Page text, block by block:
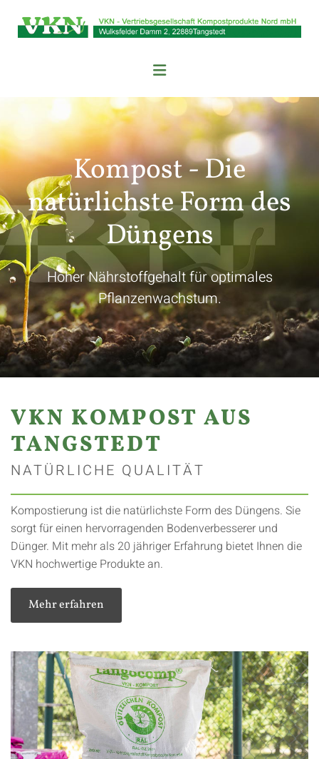
Kompost - Die
natürlichste Form des
Düngens
Hoher Nährstoffgehalt für optimales
Pflanzenwachstum.
VKN KOMPOST AUS
TANGSTEDT
NATÜRLICHE QUALITÄT
Kompostierung ist die natürlichste Form des Düngens. Sie
sorgt für einen hervorragenden Bodenverbesserer und
Dünger. Mit mehr als 20 jähriger Erfahrung bietet Ihnen die
VKN hochwertige Produkte an.
Mehr erfahren